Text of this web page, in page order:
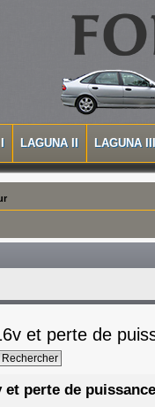
LAGUNA II LAGUNA III
et perte de
et perte de puissance